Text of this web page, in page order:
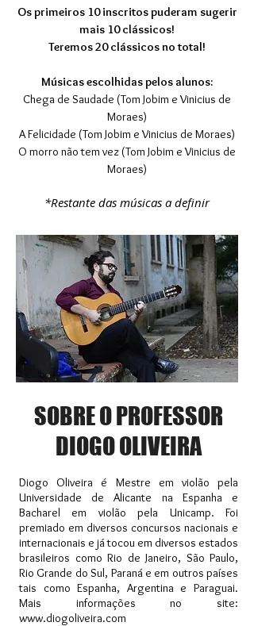
Os primeiros 10 inscritos puderam sugerir
mais 10 clássicos!
Teremos 20 clássicos no total!
Músicas escolhidas pelos alunos:
Chega de Saudade (Tom Jobim e Vinicius de
Moraes)
A Felicidade (Tom Jobim e Vinicius de Moraes)
O morro não tem vez (Tom Jobim e Vinicius de
Moraes)
*Restante das músicas a definir
SOBRE O PROFESSOR
DIOGO OLIVEIRA
Diogo Oliveira é Mestre em violão pela
Universidade de Alicante na Espanha e
Bacharel em violão pela Unicamp. Foi
premiado em diversos concursos nacionais e
internacionais e já tocou em diversos estados
brasileiros como Rio de Janeiro, São Paulo,
Rio Grande do Sul, Paraná e em outros países
tais como Espanha, Argentina e Paraguai.
Mais informações no site:
www.diogoliveira.com